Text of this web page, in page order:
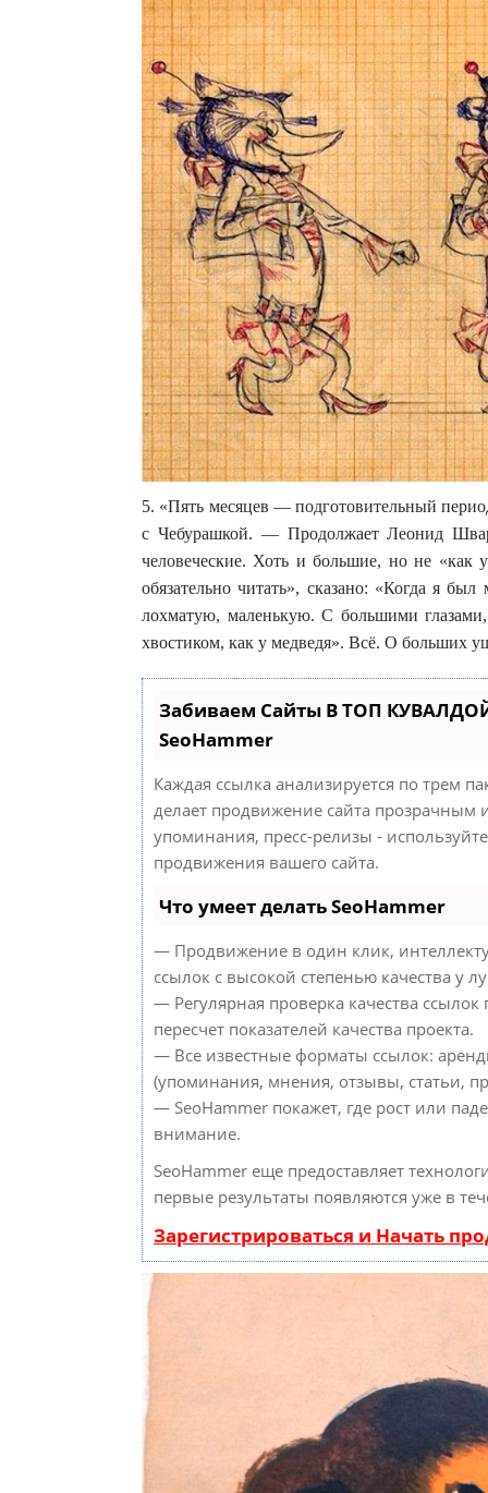
5. «Пять месяцев — подготовительный
с Чебурашкой. — Продолжает Леонид
человеческие. Хоть и большие, но не «как
обязательно читать», сказано: «Когда я
лохматую, маленькую. С большими
хвостиком, как у медведя». Всё. О больших
Забиваем Сайты В ТОП
SeoHammer
Каждая ссылка анализируется по трем
делает продвижение сайта прозрачным
упоминания, пресс-релизы -
продвижения вашего сайта.
Что умеет делать SeoHammer
— Продвижение в один клик,
ссылок с высокой степенью качества у
— Регулярная проверка качества
пересчет показателей качества проекта.
— Все известные форматы ссылок:
(упоминания, мнения, отзывы, статьи,
— SeoHammer покажет, где рост или
внимание.
SeoHammer еще предоставляет
первые результаты появляются уже в
Зарегистрироваться и Начать